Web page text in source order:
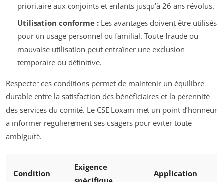
prioritaire aux conjoints et enfants jusqu’à 26 ans révolus.
Utilisation conforme :Les avantages doivent être utilisés
pour un usage personnel ou familial. Toute fraude ou
mauvaise utilisation peut entraîner une exclusion
temporaire ou définitive.
Respecter ces conditions permet de maintenir un équilibre
durable entre la satisfaction des bénéficiaires et la pérennité
des services du comité. Le CSE Loxam met un point d’honneur
à informer régulièrement ses usagers pour éviter toute
ambiguïté.
Condition
Exigence
spécifique
Application